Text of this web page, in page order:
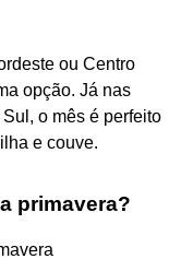
ou Centro
opção. Já nas
o mês é perfeito
e couve.
primavera?